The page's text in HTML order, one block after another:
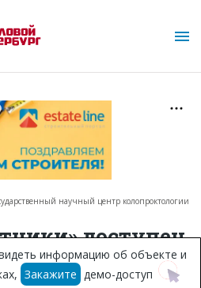
научный центр колопроктологии
доступен
информацию об объекте и
Закажите демо-доступ